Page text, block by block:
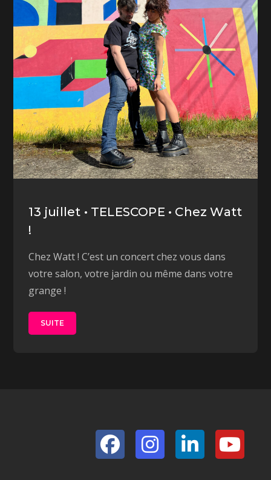
13 juillet • TELESCOPE • Chez Watt
!
Chez Watt ! C’est un concert chez vous dans
votre salon, votre jardin ou même dans votre
grange !
SUITE